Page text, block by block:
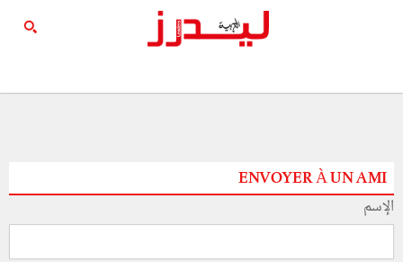
ENVOYER À UN AMI
الإسم